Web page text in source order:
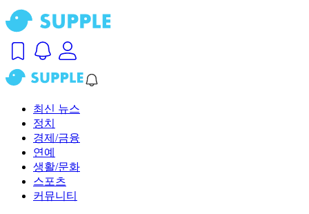
최신 뉴스
정치
경제/금융
연예
생활/문화
스포츠
커뮤니티